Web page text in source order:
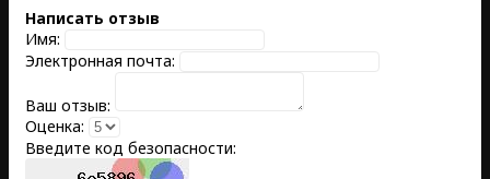
Написать отзыв
Имя:
Электронная почта:
Ваш отзыв:
Оценка:
Введите код безопасности: